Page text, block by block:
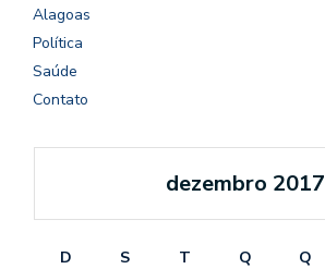
Alagoas
Política
Saúde
Contato
dezembro 2017
D S T Q Q